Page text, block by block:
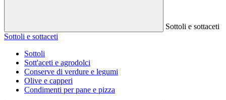
Sottoli e sottaceti
Sottoli e sottaceti
Sottoli
Sott'aceti e agrodolci
Conserve di verdure e legumi
Olive e capperi
Condimenti per pane e pizza